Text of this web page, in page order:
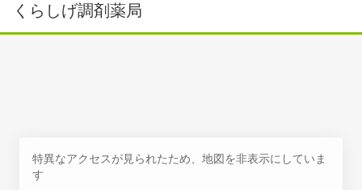
くらしげ調剤薬局
特異なアクセスが見られたため、地図を非表示にしていま
す